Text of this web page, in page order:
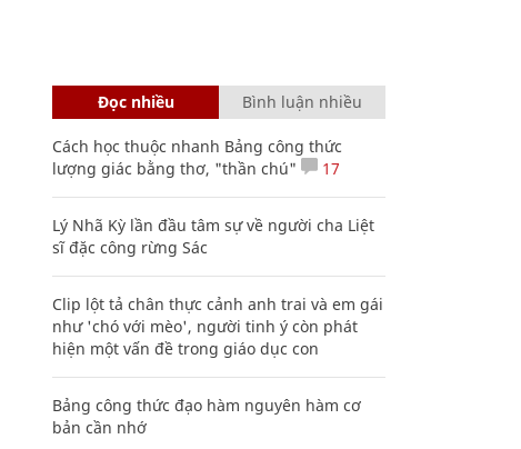
Đọc nhiều Bình luận nhiều
Cách học thuộc nhanh Bảng công thức
lượng giác bằng thơ, "thần chú"
17
Lý Nhã Kỳ lần đầu tâm sự về người cha Liệt
sĩ đặc công rừng Sác
Clip lột tả chân thực cảnh anh trai và em gái
như 'chó với mèo', người tinh ý còn phát
hiện một vấn đề trong giáo dục con
Bảng công thức đạo hàm nguyên hàm cơ
bản cần nhớ